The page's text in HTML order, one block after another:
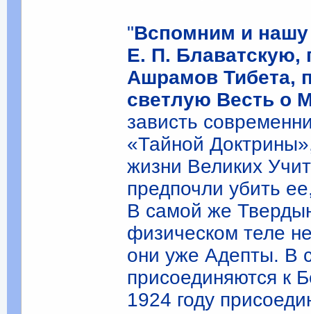
"Вспомним и нашу
Е. П. Блаватскую,
Ашрамов Тибета,
светлую Весть о
зависть
«Тайной
жизни Великих
предпочли убить
В самой же
физическом теле
они уже Адепты. В
присоединяются к
1924 году